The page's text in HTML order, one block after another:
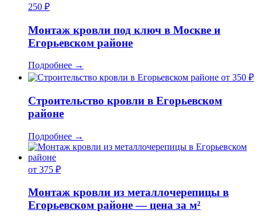
250 ₽
Монтаж кровли под ключ в Москве и
Егорьевском районе
Подробнее →
от 350 ₽
Строительство кровли в Егорьевском
районе
Подробнее →
от 375 ₽
Монтаж кровли из металлочерепицы в
Егорьевском районе — цена за м²